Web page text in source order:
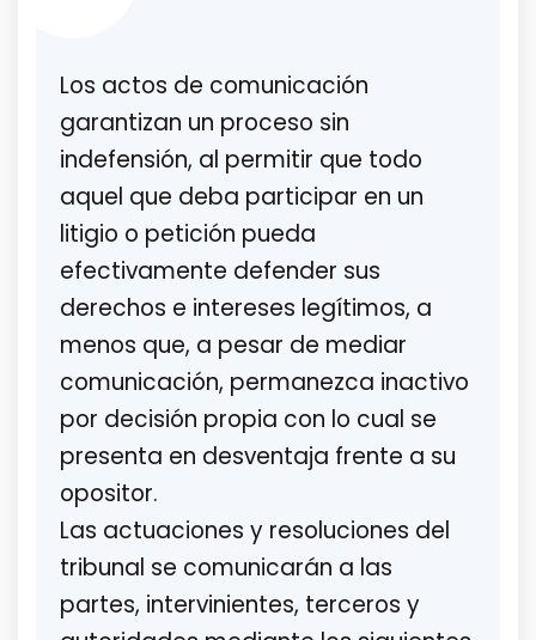
Los actos de comunicación
garantizan un proceso sin
indefensión, al permitir que todo
aquel que deba participar en un
litigio o petición pueda
efectivamente defender sus
derechos e intereses legítimos, a
menos que, a pesar de mediar
comunicación, permanezca inactivo
por decisión propia con lo cual se
presenta en desventaja frente a su
opositor.
Las actuaciones y resoluciones del
tribunal se comunicarán a las
partes, intervinientes, terceros y